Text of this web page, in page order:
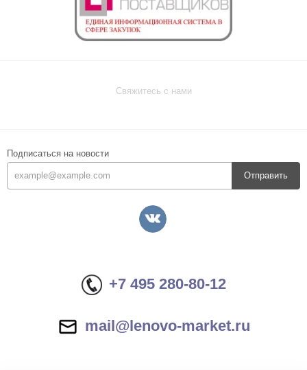
Свяжитесь с нами
Подписаться на новости
Отправить
+7 495 280-80-12
mail@lenovo-market.ru